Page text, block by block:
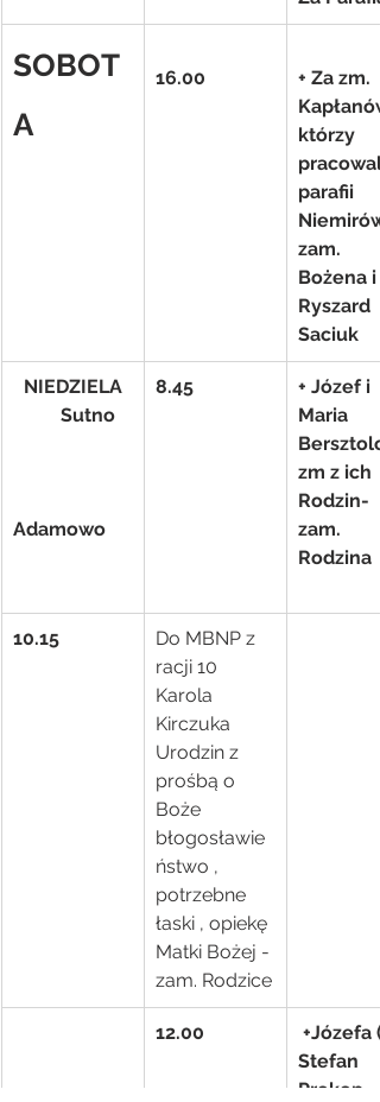
SOBOT
A
16.00
+ Za zm.
którzy
parafii
zam.
Bożena i
Ryszard
Saciuk
NIEDZIELA
Sutno
Adamowo
8.45
+ Józef i
Maria
zm z ich
Rodzin-
zam.
Rodzina
10.15
Do MBNP z
racji 10
Karola
Kirczuka
Urodzin z
prośbą o
Boże
błogosławie
ństwo ,
potrzebne
łaski , opiekę
Matki Bożej -
zam. Rodzice
12.00
+Józefa
Stefan
Prokop-